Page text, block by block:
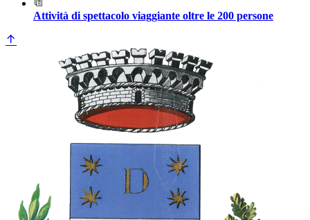
Attività di spettacolo viaggiante oltre le 200 persone